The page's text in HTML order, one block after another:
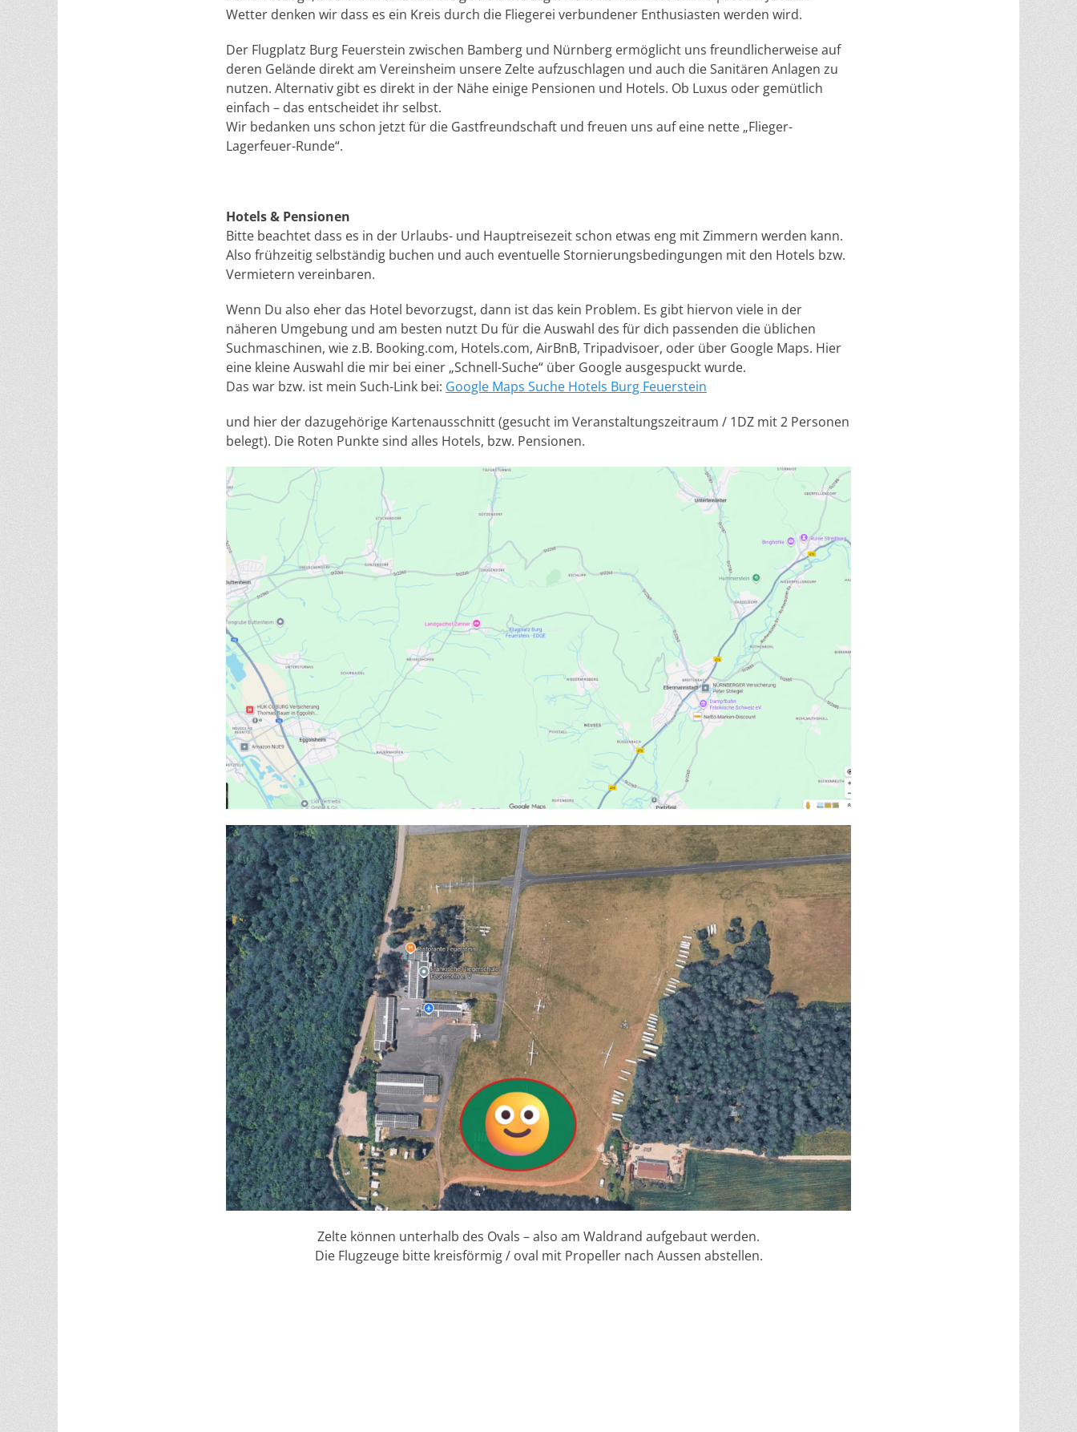
Wetter denken wir dass es ein Kreis durch die Fliegerei verbundener Enthusiasten werden wird.
Der Flugplatz Burg Feuerstein zwischen Bamberg und Nürnberg ermöglicht uns freundlicherweise auf
deren Gelände direkt am Vereinsheim unsere Zelte aufzuschlagen und auch die Sanitären Anlagen zu
nutzen. Alternativ gibt es direkt in der Nähe einige Pensionen und Hotels. Ob Luxus oder gemütlich
einfach – das entscheidet ihr selbst.
Wir bedanken uns schon jetzt für die Gastfreundschaft und freuen uns auf eine nette „Flieger-
Lagerfeuer-Runde“.
Hotels & Pensionen
Bitte beachtet dass es in der Urlaubs- und Hauptreisezeit schon etwas eng mit Zimmern werden kann.
Also frühzeitig selbständig buchen und auch eventuelle Stornierungsbedingungen mit den Hotels bzw.
Vermietern vereinbaren.
Wenn Du also eher das Hotel bevorzugst, dann ist das kein Problem. Es gibt hiervon viele in der
näheren Umgebung und am besten nutzt Du für die Auswahl des für dich passenden die üblichen
Suchmaschinen, wie z.B. Booking.com, Hotels.com, AirBnB, Tripadvisoer, oder über Google Maps. Hier
eine kleine Auswahl die mir bei einer „Schnell-Suche“ über Google ausgespuckt wurde.
Das war bzw. ist mein Such-Link bei: Google Maps Suche Hotels Burg Feuerstein
und hier der dazugehörige Kartenausschnitt (gesucht im Veranstaltungszeitraum / 1DZ mit 2 Personen
belegt). Die Roten Punkte sind alles Hotels, bzw. Pensionen.
Zelte können unterhalb des Ovals – also am Waldrand aufgebaut werden.
Die Flugzeuge bitte kreisförmig / oval mit Propeller nach Aussen abstellen.